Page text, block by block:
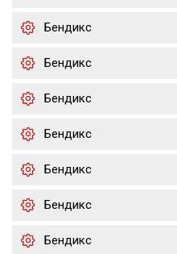
Бендикс
Бендикс
Бендикс
Бендикс
Бендикс
Бендикс
Бендикс